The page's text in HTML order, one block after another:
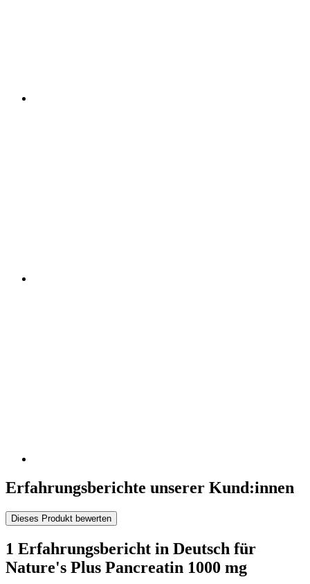
Erfahrungsberichte unserer Kund:innen
Dieses Produkt bewerten
1 Erfahrungsbericht in Deutsch für
Nature's Plus Pancreatin 1000 mg